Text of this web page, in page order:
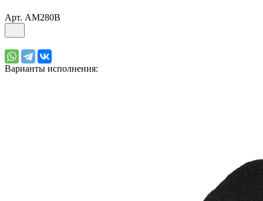
Арт. AM280B
Варианты исполнения: